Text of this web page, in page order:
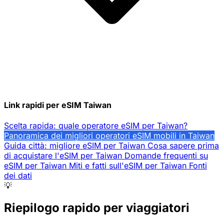
Link rapidi per eSIM Taiwan
Scelta rapida: quale operatore eSIM per Taiwan?
Panoramica dei migliori operatori eSIM mobili in Taiwan
Guida città: migliore eSIM per Taiwan Cosa sapere prima
di acquistare l'eSIM per Taiwan Domande frequenti su
eSIM per Taiwan Miti e fatti sull'eSIM per Taiwan Fonti
dei dati
💡
Riepilogo rapido per viaggiatori